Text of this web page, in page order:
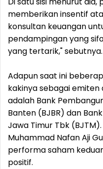
memberikan insentif
konsultan keuangan
pendampingan yang
yang tertarik," sebutnya.
Adapun saat ini
kakinya sebagai
adalah Bank
Banten (BJBR) dan
Jawa Timur Tbk
Muhammad Nafan Aji
performa saham
positif.